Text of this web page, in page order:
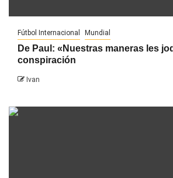
Fútbol Internacional Mundial
De Paul: «Nuestras maneras les
conspiración
Ivan